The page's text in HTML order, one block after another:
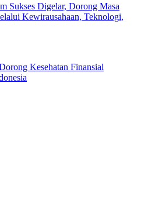
Sukses Digelar, Dorong Masa
Kewirausahaan, Teknologi,
Kesehatan Finansial